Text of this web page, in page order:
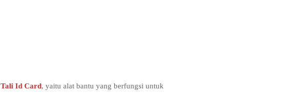
Tali Id Card, yaitu alat bantu yang berfungsi untuk